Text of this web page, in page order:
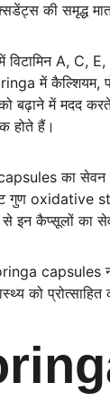
की समृद्ध
विटामिन A, C,
में कैल्शियम,
को बढ़ाने में मदद
होते हैं।
का सेवन
गुण oxidative
इन कैप्सूलों का
capsules न
को प्रोत्साहित